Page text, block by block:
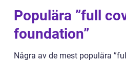
Populära ”full
foundation”
Några av de mest populära